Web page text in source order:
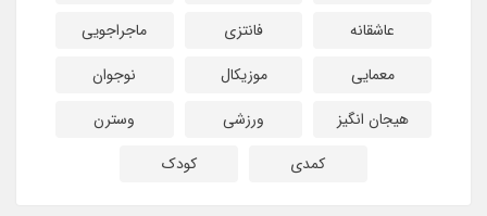
عاشقانه
فانتزی
ماجراجویی
معمایی
موزیکال
نوجوان
هیجان انگیز
ورزشی
وسترن
کمدی
کودک